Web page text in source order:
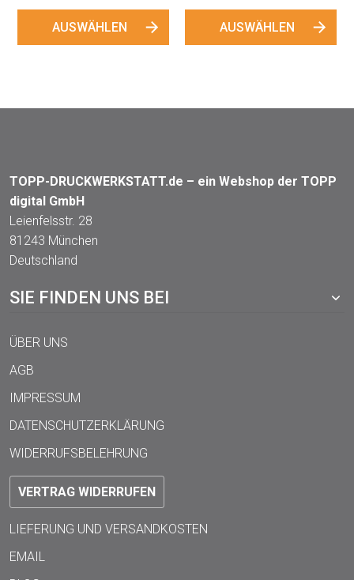
AUSWÄHLEN AUSWÄHLEN
TOPP-DRUCKWERKSTATT.de – ein Webshop der TOPP
digital GmbH
Leienfelsstr. 28
81243 München
Deutschland
SIE FINDEN UNS BEI
ÜBER UNS
AGB
IMPRESSUM
DATENSCHUTZERKLÄRUNG
WIDERRUFSBELEHRUNG
VERTRAG WIDERRUFEN
LIEFERUNG UND VERSANDKOSTEN
EMAIL